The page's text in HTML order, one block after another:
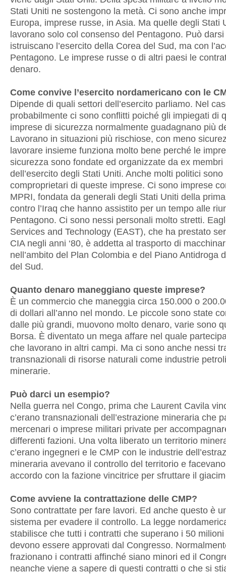
Stati Uniti ne sostengono la metà. Ci sono anche
Europa, imprese russe, in Asia. Ma quelle degli Stati
lavorano solo col consenso del Pentagono. Può
istruiscano l’esercito della Corea del Sud, ma con
Pentagono. Le imprese russe o di altri paesi le
denaro.
Come convive l’esercito nordamericano con le
Dipende di quali settori dell’esercito parliamo. Nel
probabilmente ci sono conflitti poiché gli impiegati di
imprese di sicurezza normalmente guadagnano più
Lavorano in situazioni più rischiose, con meno
lavorare insieme funziona molto bene perché le
sicurezza sono fondate ed organizzate da ex membri
dell’esercito degli Stati Uniti. Anche molti politici
comproprietari di queste imprese. Ci sono imprese
MPRI, fondata da generali degli Stati Uniti della
contro l’Iraq che hanno assistito per un tempo alle
Pentagono. Ci sono nessi personali molto stretti.
Services and Technology (EAST), che ha prestato
CIA negli anni ‘80, è addetta al trasporto di
nell’ambito del Plan Colombia e del Piano Antidroga
del Sud.
Quanto denaro maneggiano queste imprese?
È un commercio che maneggia circa 150.000 o
di dollari all’anno nel mondo. Le piccole sono state
dalle più grandi, muovono molto denaro, varie sono
Borsa. È diventato un mega affare nel quale
che lavorano in altri campi. Ma ci sono anche nessi
transnazionali di risorse naturali come industrie
minerarie.
Può darci un esempio?
Nella guerra nel Congo, prima che Laurent Cavila
c’erano transnazionali dell’estrazione mineraria che
mercenari o imprese militari private per
differenti fazioni. Una volta liberato un territorio
c’erano ingegneri e le CMP con le industrie
mineraria avevano il controllo del territorio e
accordo con la fazione vincitrice per sfruttare il
Come avviene la contrattazione delle CMP?
Sono contrattate per fare lavori. Ed anche questo è
sistema per evadere il controllo. La legge
stabilisce che tutti i contratti che superano i 50
devono essere approvati dal Congresso.
frazionano i contratti affinché siano minori ed il
neanche viene a sapere di questi contratti o che si